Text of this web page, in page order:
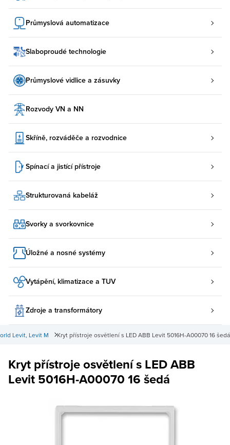
Průmyslová automatizace
Slaboproudé technologie
Průmyslové vidlice a zásuvky
Rozvody VN a NN
Skříně, rozváděče a rozvodnice
Spínací a jistící přístroje
Strukturovaná kabeláž
Svorky a svorkovnice
Úložné a nosné systémy
Vytápění, klimatizace a TUV
Zdroje a transformátory
Kryt přístroje osvětlení s LED ABB Levit 5016H-A00070 16 šedá
Levit, Levit M
Kryt přístroje osvětlení s LED ABB
Levit 5016H-A00070 16 šedá